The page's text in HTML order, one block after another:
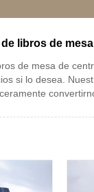
libros de
de mesa de
si lo desea.